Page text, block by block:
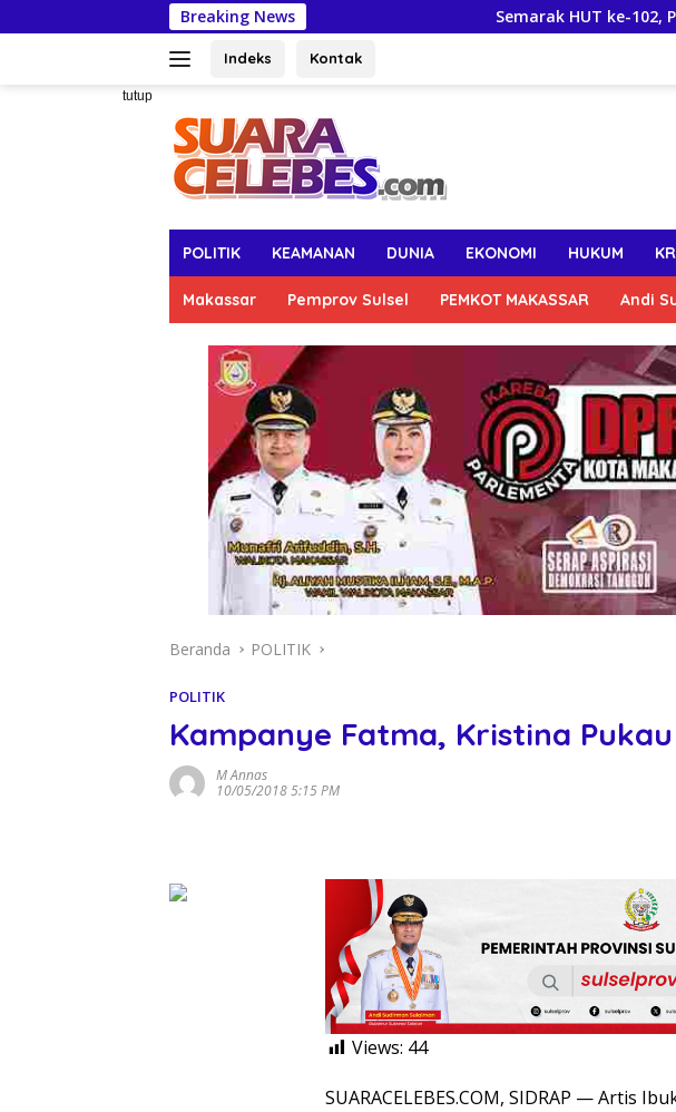
ke
Breaking News Semarak HUT ke-102, Perumda
Indeks Kontak
tutup
POLITIK KEAMANAN DUNIA EKONOMI HUKUM
Makassar Pemprov Sulsel PEMKOT MAKASSAR Andi
Beranda POLITIK
POLITIK
Kampanye Fatma, Kristina
M Annas
10/05/2018 5:15 PM
Views: 44
SUARACELEBES.COM, SIDRAP — Artis